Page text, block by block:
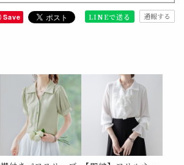
Save LINEで送る 通報する